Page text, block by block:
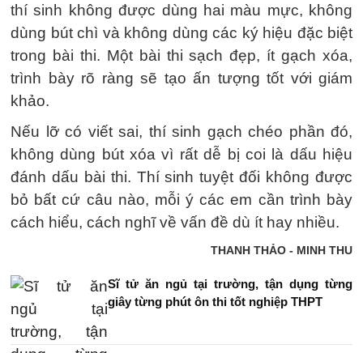
thí sinh không được dùng hai màu mực, không
dùng bút chì và không dùng các ký hiệu đặc biệt
trong bài thi. Một bài thi sạch đẹp, ít gạch xóa,
trình bày rõ ràng sẽ tạo ấn tượng tốt với giám
khảo.
Nếu lỡ có viết sai, thí sinh gạch chéo phần đó,
không dùng bút xóa vì rất dễ bị coi là dấu hiệu
đánh dấu bài thi. Thí sinh tuyệt đối không được
bỏ bất cứ câu nào, mỗi ý các em cần trình bày
cách hiểu, cách nghĩ về vấn đề dù ít hay nhiều.
THANH THẢO - MINH THU
Sĩ tử ăn ngủ tại trường, tận dụng từng
giây từng phút ôn thi tốt nghiệp THPT